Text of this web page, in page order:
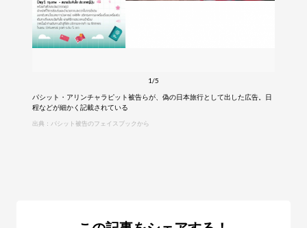
1/5
パシット・アリンチャラピット被告らが、偽の日本旅行として出した広告。日
程などが細かく記載されている
出典：パシット被告のフェイスブックから